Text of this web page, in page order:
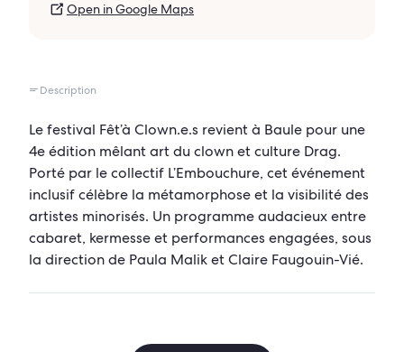
Open in Google Maps
Description
Le festival Fêt’à Clown.e.s revient à Baule pour une
4e édition mêlant art du clown et culture Drag.
Porté par le collectif L’Embouchure, cet événement
inclusif célèbre la métamorphose et la visibilité des
artistes minorisés. Un programme audacieux entre
cabaret, kermesse et performances engagées, sous
la direction de Paula Malik et Claire Faugouin-Vié.